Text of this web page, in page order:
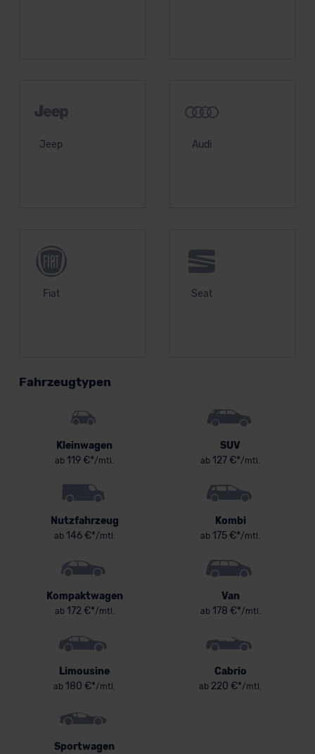
Jeep Audi
Fiat Seat
Fahrzeugtypen
Kleinwagen
ab 119 €*/mtl.
SUV
ab 127 €*/mtl.
Nutzfahrzeug
ab146 €*/mtl.
Kombi
ab 175 €*/mtl.
Kompaktwagen
ab172 €*/mtl.
Van
ab178 €*/mtl.
Limousine
ab 180 €*/mtl.
Cabrio
ab 220 €*/mtl.
Sportwagen